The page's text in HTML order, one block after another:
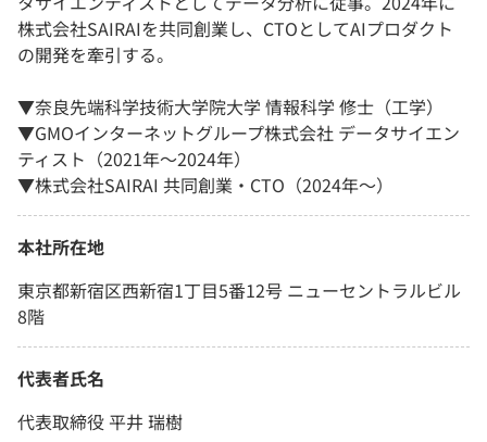
株式会社SAIRAIを共同創業し、CTOとしてAIプロダクト
の開発を牽引する。
▼奈良先端科学技術大学院大学 情報科学 修士（工学）
▼GMOインターネットグループ株式会社 データサイエン
ティスト（2021年〜2024年）
▼株式会社SAIRAI 共同創業・CTO（2024年〜）
本社所在地
東京都新宿区西新宿1丁目5番12号 ニューセントラルビル
8階
代表者氏名
代表取締役 平井 瑞樹